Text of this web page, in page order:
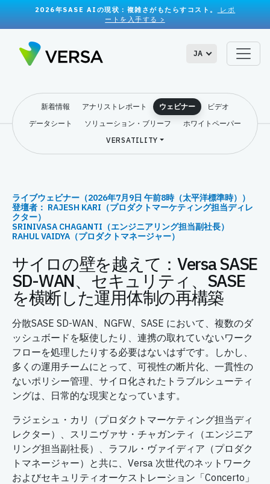
2026年SASE AIの現状：複雑さがもたらすコスト。
レポ
ートを入手する >
JA
新着情報 アナリストレポート ウェビナー
ビデオ
データシート
ソリューション・ブリーフ
ホワイトペーパー
VERSATILITY
ライブウェビナー（2026年7月9日 午前8時（太平洋標準時））
登壇者： RAJESH KARI（プロダクトマーケティング担当ディレ
クター）
SRINIVASA CHAGANTI（エンジニアリング担当副社長）
RAHUL VAIDYA（プロダクトマネージャー）
サイロの壁を越えて：Versa SASE
SD-WAN、セキュリティ、SASE
を横断した運用体制の再構築
分散SASE SD-WAN、NGFW、SASE において、複数のダ
ッシュボードを駆使したり、連携の取れていないワーク
フローを処理したりする必要はないはずです。しかし、
多くの運用チームにとって、可視性の断片化、一貫性の
ないポリシー管理、サイロ化されたトラブルシューティ
ングは、日常的な現実となっています。
ラジェシュ・カリ（プロダクトマーケティング担当ディ
レクター）、スリニヴァサ・チャガンティ（エンジニア
リング担当副社長）、ラフル・ヴァイディア（プロダク
トマネージャー）と共に、Versa 次世代のネットワーク
およびセキュリティオーケストレーション「Concerto」